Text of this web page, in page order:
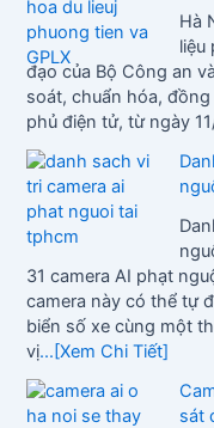
Hà
liệu
đạo của Bộ Công an
soát, chuẩn hóa,
phủ điện tử, từ ngày
31 camera AI phạt
camera này có thể tự
biển số xe cùng một
vị...[Xem Chi Tiết]
sát